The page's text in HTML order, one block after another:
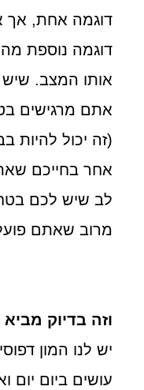
דוגמה אחת, אך
דוגמה נוספת
אותו המצב.
אתם מרגישים
(זה יכול להיות
אחר בחייכם
לב שיש לכם
מרוב שאתם
וזה בדיוק
יש לנו המון
עושים ביום יום